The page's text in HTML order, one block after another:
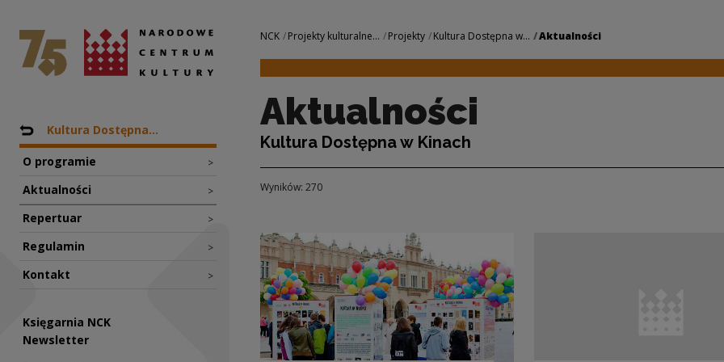
Aktualności | Narodowe Centrum
Narodowe Centrum Kultury
Nawigacja
Powrót do: Projekty
Kultura Dostępna...
O programie >
Aktualności >
Repertuar >
Regulamin >
Kontakt >
Księgarnia NCK
Newsletter
Nawigacja
NCK Projekty kulturalne... Projekty Kultura Dostępna w... Aktualności
Aktualności
Kultura Dostępna w Kinach
Wyników: 270